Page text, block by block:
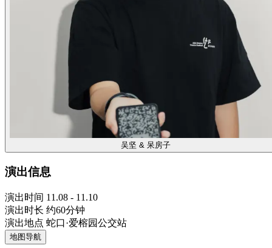
吴坚 & 呆房子
演出信息
演出时间 11.08 - 11.10
演出时长 约60分钟
演出地点 蛇口·爱榕园公交站
地图导航